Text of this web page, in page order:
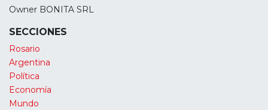
Owner BONITA SRL
SECCIONES
Rosario
Argentina
Política
Economía
Mundo